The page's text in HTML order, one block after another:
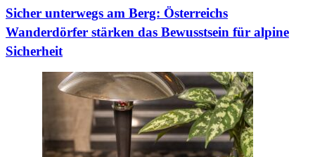
Sicher unterwegs am Berg: Österreichs
Wanderdörfer stärken das Bewusstsein für alpine
Sicherheit